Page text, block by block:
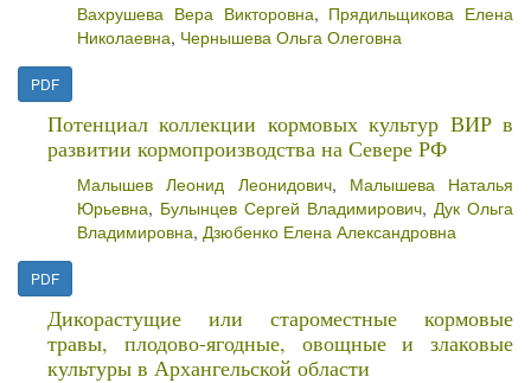
Вахрушева Вера Викторовна, Прядильщикова Елена
Николаевна, Чернышева Ольга Олеговна
PDF
Потенциал коллекции кормовых культур ВИР в
развитии кормопроизводства на Севере РФ
Малышев Леонид Леонидович, Малышева Наталья
Юрьевна, Булынцев Сергей Владимирович, Дук Ольга
Владимировна, Дзюбенко Елена Александровна
PDF
Дикорастущие или староместные кормовые
травы, плодово-ягодные, овощные и злаковые
культуры в Архангельской области